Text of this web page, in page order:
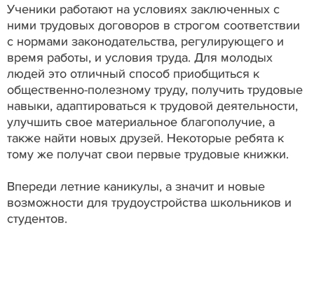
Ученики работают на условиях заключенных с
ними трудовых договоров в строгом соответствии
с нормами законодательства, регулирующего и
время работы, и условия труда. Для молодых
людей это отличный способ приобщиться к
общественно-полезному труду, получить трудовые
навыки, адаптироваться к трудовой деятельности,
улучшить свое материальное благополучие, а
также найти новых друзей. Некоторые ребята к
тому же получат свои первые трудовые книжки.
Впереди летние каникулы, а значит и новые
возможности для трудоустройства школьников и
студентов.